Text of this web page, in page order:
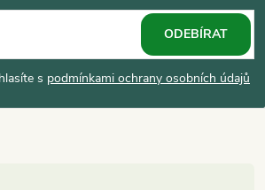
s podmínkami ochrany osobních údajů
ODEBÍRAT